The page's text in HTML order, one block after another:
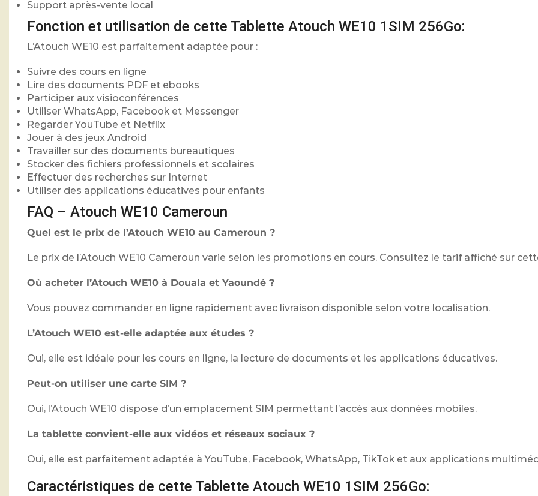
Support après-vente local
Fonction et utilisation de cette Tablette Atouch WE10 1SIM 256Go:
L’Atouch WE10 est parfaitement adaptée pour :
Suivre des cours en ligne
Lire des documents PDF et ebooks
Participer aux visioconférences
Utiliser WhatsApp, Facebook et Messenger
Regarder YouTube et Netflix
Jouer à des jeux Android
Travailler sur des documents bureautiques
Stocker des fichiers professionnels et scolaires
Effectuer des recherches sur Internet
Utiliser des applications éducatives pour enfants
FAQ – Atouch WE10 Cameroun
Quel est le prix de l’Atouch WE10 au Cameroun ?
Le prix de l’Atouch WE10 Cameroun varie selon les promotions en cours. Consultez le tarif affiché sur
Où acheter l’Atouch WE10 à Douala et Yaoundé ?
Vous pouvez commander en ligne rapidement avec livraison disponible selon votre localisation.
L’Atouch WE10 est-elle adaptée aux études ?
Oui, elle est idéale pour les cours en ligne, la lecture de documents et les applications éducatives.
Peut-on utiliser une carte SIM ?
Oui, l’Atouch WE10 dispose d’un emplacement SIM permettant l’accès aux données mobiles.
La tablette convient-elle aux vidéos et réseaux sociaux ?
Oui, elle est parfaitement adaptée à YouTube, Facebook, WhatsApp, TikTok et aux applications
Caractéristiques de cette Tablette Atouch WE10 1SIM 256Go: